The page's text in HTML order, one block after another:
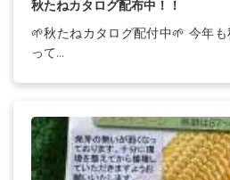
秋たねカタログ配布中！！
🌱秋たねカタログ配付中🌱 今年
って...